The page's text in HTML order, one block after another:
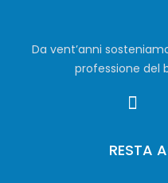
Da vent’anni
professione del
RESTA